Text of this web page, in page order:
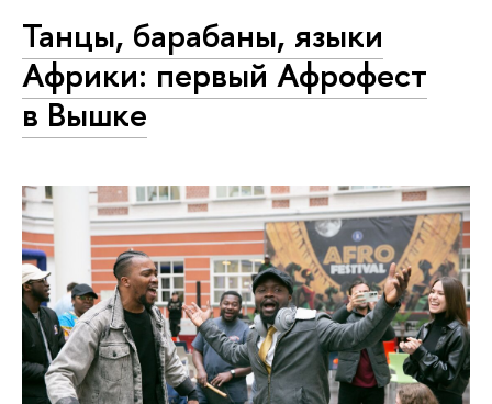
Танцы, барабаны, языки
Африки: первый Афрофест
в Вышке